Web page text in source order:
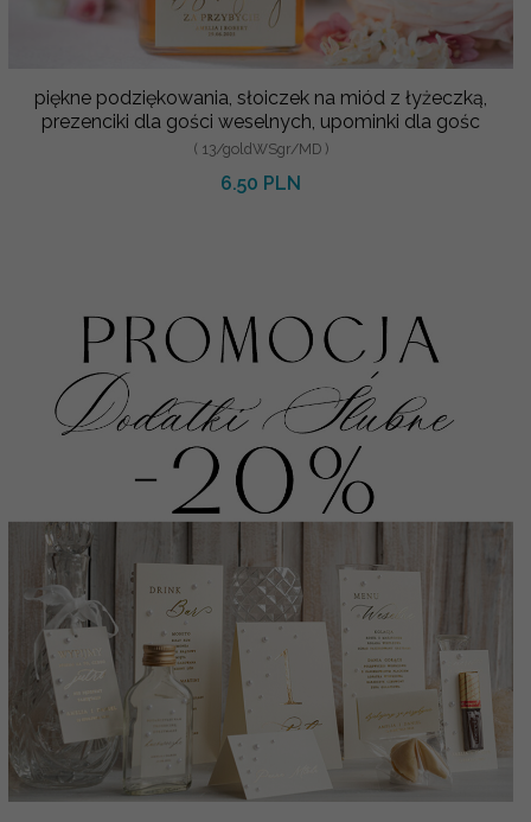
piękne podziękowania, słoiczek na miód z łyżeczką,
prezenciki dla gości weselnych, upominki dla gośc
( 13/goldWSgr/MD )
6.50 PLN